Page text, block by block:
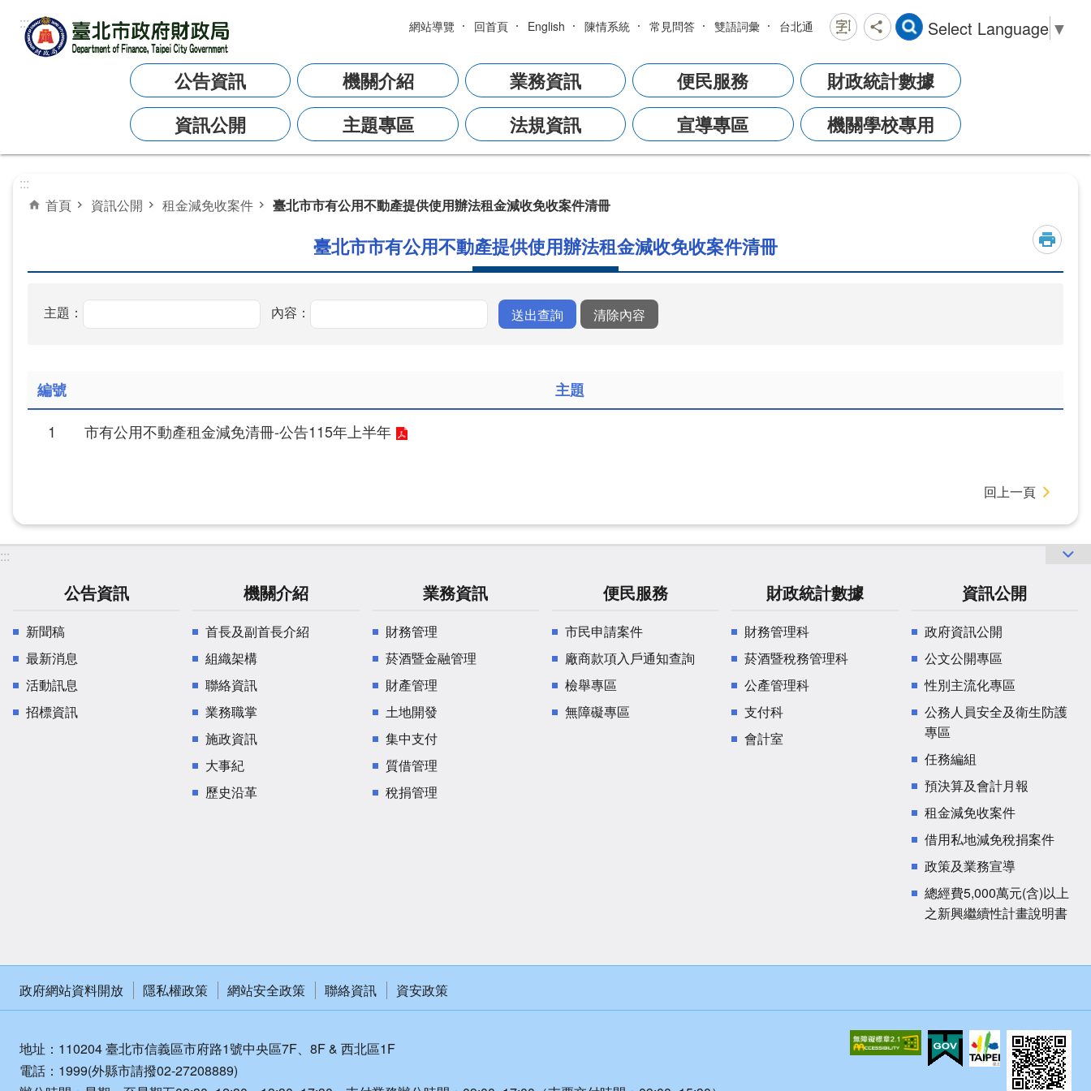
跳到主要內容區塊
::: 網站導覽 回首頁 English 陳情系統 常見問答 雙語詞彙 台北通 Select Language ▼
公告資訊 機關介紹 業務資訊 便民服務
財政統計數據
資訊公開
主題專區 法規資訊 宣導專區 機關學校專用
:::
首頁 資訊公開 租金減免收案件 臺北市市有公用不動產提供使用辦法租金減收免收案件清冊
臺北市市有公用不動產提供使用辦法租金減收免收案件清冊
主題： 內容：
編號
主題
1
市有公用不動產租金減免清冊-公告115年上半年
回上一頁
:::
公告資訊
新聞稿
最新消息
活動訊息
招標資訊
機關介紹
首長及副首長介紹
組織架構
聯絡資訊
業務職掌
施政資訊
大事紀
歷史沿革
業務資訊
財務管理
菸酒暨金融管理
財產管理
土地開發
集中支付
質借管理
稅捐管理
便民服務
市民申請案件
廠商款項入戶通知查詢
檢舉專區
無障礙專區
財政統計數據
財務管理科
菸酒暨稅務管理科
公產管理科
支付科
會計室
資訊公開
政府資訊公開
公文公開專區
性別主流化專區
公務人員安全及衛生防護
專區
任務編組
預決算及會計月報
租金減免收案件
借用私地減免稅捐案件
政策及業務宣導
總經費5,000萬元(含)以上
之新興繼續性計畫說明書
政府網站資料開放 隱私權政策 網站安全政策 聯絡資訊 資安政策
地址：110204 臺北市信義區市府路1號中央區7F、8F & 西北區1F
電話：1999(外縣市請撥02-27208889)